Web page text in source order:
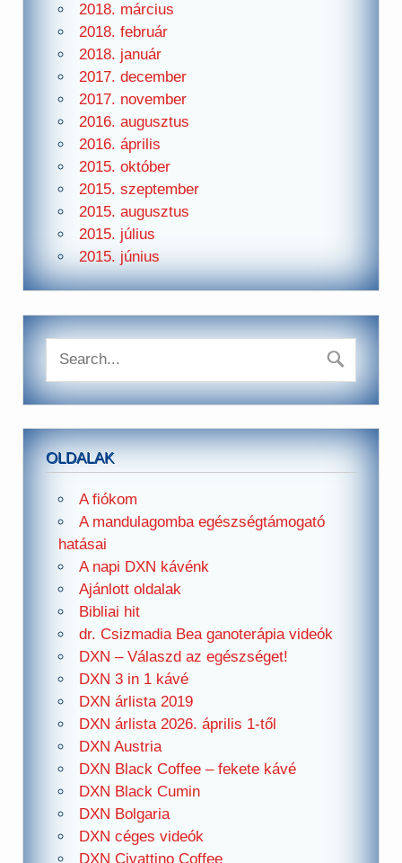
2018. március
2018. február
2018. január
2017. december
2017. november
2016. augusztus
2016. április
2015. október
2015. szeptember
2015. augusztus
2015. július
2015. június
OLDALAK
A fiókom
A mandulagomba egészségtámogató
hatásai
A napi DXN kávénk
Ajánlott oldalak
Bibliai hit
dr. Csizmadia Bea ganoterápia videók
DXN – Válaszd az egészséget!
DXN 3 in 1 kávé
DXN árlista 2019
DXN árlista 2026. április 1-től
DXN Austria
DXN Black Coffee – fekete kávé
DXN Black Cumin
DXN Bolgaria
DXN céges videók
DXN Civattino Coffee